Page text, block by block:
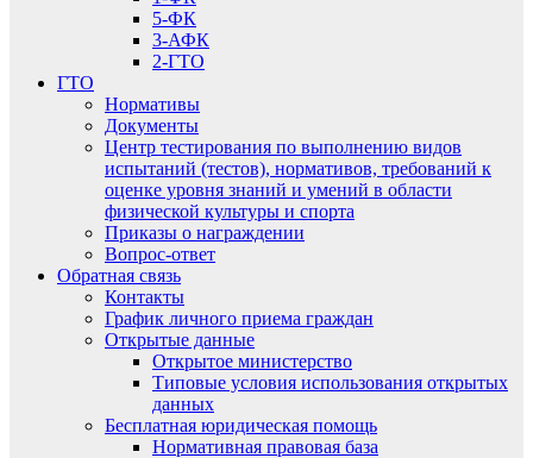
5-ФК
3-АФК
2-ГТО
ГТО
Нормативы
Документы
Центр тестирования по выполнению видов
испытаний (тестов), нормативов, требований к
оценке уровня знаний и умений в области
физической культуры и спорта
Приказы о награждении
Вопрос-ответ
Обратная связь
Контакты
График личного приема граждан
Открытые данные
Открытое министерство
Типовые условия использования открытых
данных
Бесплатная юридическая помощь
Нормативная правовая база